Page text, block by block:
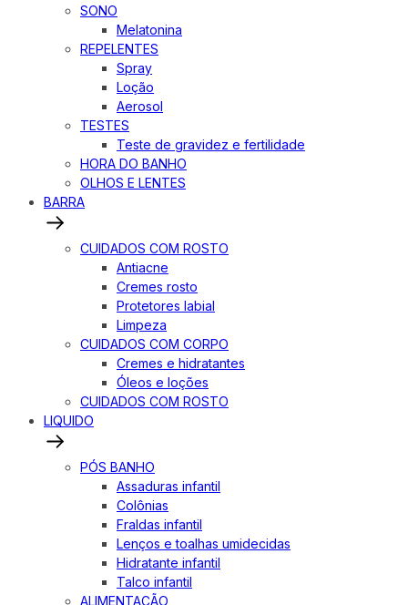
SONO
Melatonina
REPELENTES
Spray
Loção
Aerosol
TESTES
Teste de gravidez e fertilidade
HORA DO BANHO
OLHOS E LENTES
BARRA
CUIDADOS COM ROSTO
Antiacne
Cremes rosto
Protetores labial
Limpeza
CUIDADOS COM CORPO
Cremes e hidratantes
Óleos e loções
CUIDADOS COM ROSTO
LIQUIDO
PÓS BANHO
Assaduras infantil
Colônias
Fraldas infantil
Lenços e toalhas umidecidas
Hidratante infantil
Talco infantil
ALIMENTAÇÃO